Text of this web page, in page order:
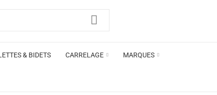
& BIDETS CARRELAGE MARQUES
ACB